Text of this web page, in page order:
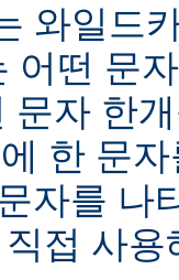
와일드
어떤 문
문자 한
한 문
자를 나
접 사용